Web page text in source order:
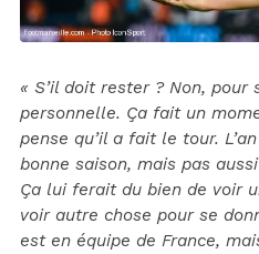
« S’il doit rester ? Non, pour
personnelle. Ça fait un
pense qu’il a fait le tour.
bonne saison, mais pas
Ça lui ferait du bien de voir
voir autre chose pour se
est en équipe de France,